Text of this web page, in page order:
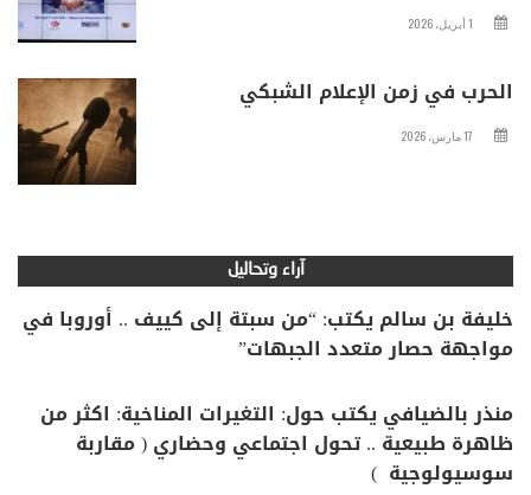
1 أبريل، 2026
الحرب في زمن الإعلام الشبكي
17 مارس، 2026
آراء وتحاليل
خليفة بن سالم يكتب: “من سبتة إلى كييف .. أوروبا في
مواجهة حصار متعدد الجبهات”
منذر بالضيافي يكتب حول: التغيرات المناخية: اكثر من
ظاهرة طبيعية .. تحول اجتماعي وحضاري ( مقاربة
سوسيولوجية )